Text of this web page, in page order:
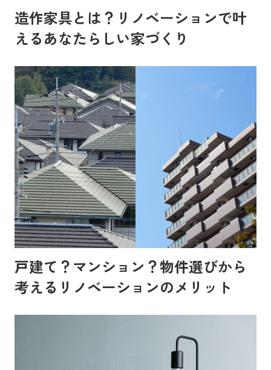
造作家具とは？リノベーションで叶
えるあなたらしい家づくり
戸建て？マンション？物件選びから
考えるリノベーションのメリット